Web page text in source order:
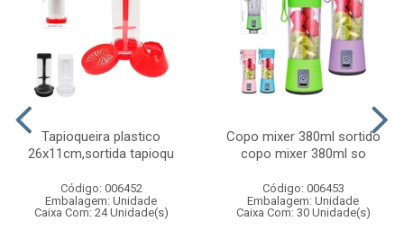
Tapioqueira plastico
26x11cm,sortida tapioqu
Código: 006452
Embalagem: Unidade
Caixa Com: 24 Unidade(s)
Copo mixer 380ml sortido
copo mixer 380ml so
Código: 006453
Embalagem: Unidade
Caixa Com: 30 Unidade(s)